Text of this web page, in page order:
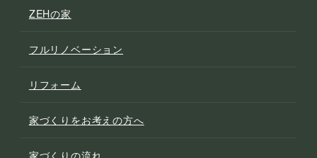
ZEHの家
フルリノベーション
リフォーム
家づくりをお考えの方へ